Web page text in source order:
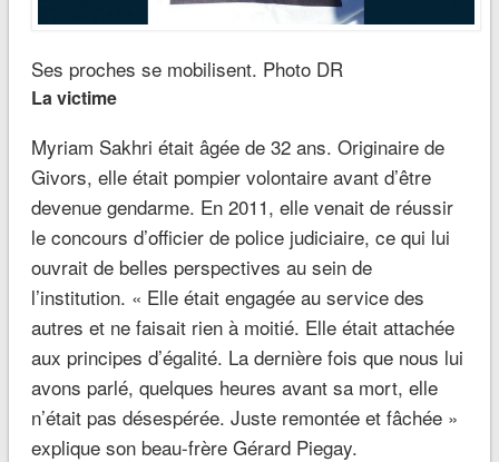
Ses proches se mobilisent. Photo DR
La victime
Myriam Sakhri était âgée de 32 ans. Originaire de
Givors, elle était pompier volontaire avant d’être
devenue gendarme. En 2011, elle venait de réussir
le concours d’officier de police judiciaire, ce qui lui
ouvrait de belles perspectives au sein de
l’institution. « Elle était engagée au service des
autres et ne faisait rien à moitié. Elle était attachée
aux principes d’égalité. La dernière fois que nous lui
avons parlé, quelques heures avant sa mort, elle
n’était pas désespérée. Juste remontée et fâchée »
explique son beau-frère Gérard Piegay.